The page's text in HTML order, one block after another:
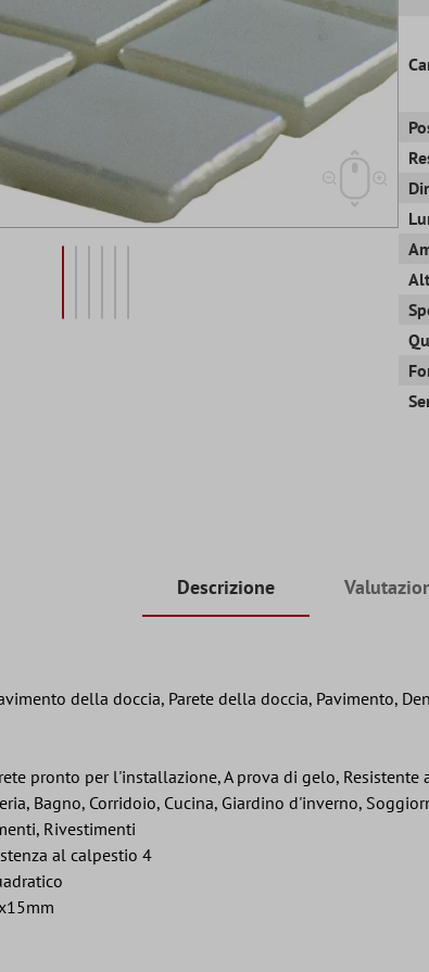
Descrizione
della doccia, Parete della doccia, Pavimento,
pronto per l'installazione, A prova di gelo, Resistente
Bagno, Corridoio, Cucina, Giardino d'inverno,
Rivestimenti
al calpestio 4